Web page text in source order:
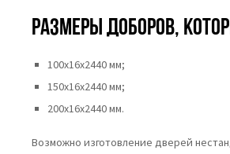
Размеры доборов,
100х16х2440 мм;
150х16х2440 мм;
200х16х2440 мм.
Возможно изготовление дверей